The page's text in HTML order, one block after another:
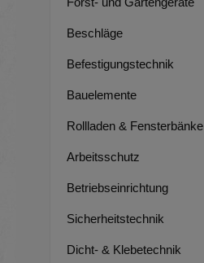
Beschläge
Befestigungstechnik
Bauelemente
Rollladen & Fensterbänke
Arbeitsschutz
Betriebseinrichtung
Sicherheitstechnik
Dicht- & Klebetechnik